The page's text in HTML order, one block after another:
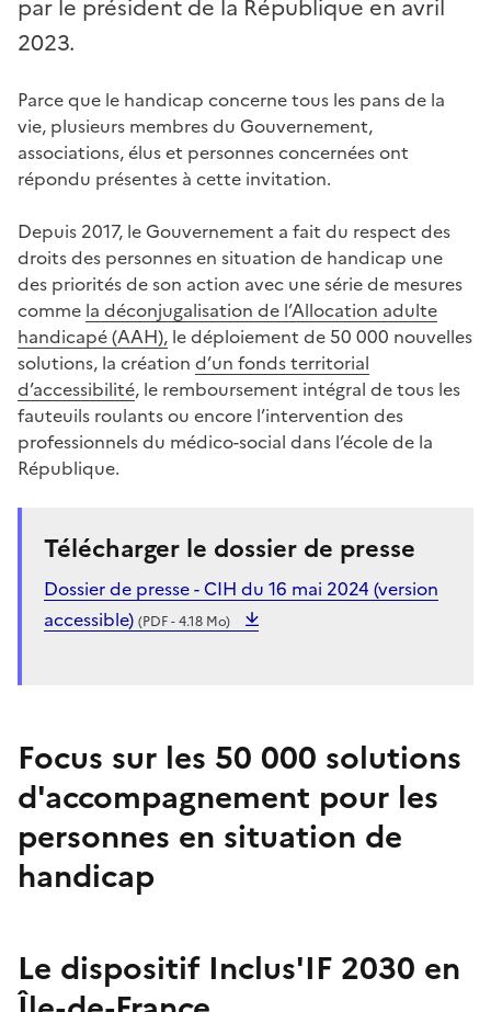
par le président de la République en avril
2023.
Parce que le handicap concerne tous les pans de la
vie, plusieurs membres du Gouvernement,
associations, élus et personnes concernées ont
répondu présentes à cette invitation.
Depuis 2017, le Gouvernement a fait du respect des
droits des personnes en situation de handicap une
des priorités de son action avec une série de mesures
comme la déconjugalisation de l’Allocation adulte
handicapé (AAH), le déploiement de 50 000 nouvelles
solutions, la création d’un fonds territorial
d’accessibilité, le remboursement intégral de tous les
fauteuils roulants ou encore l’intervention des
professionnels du médico-social dans l’école de la
République.
Télécharger le dossier de presse
Dossier de presse - CIH du 16 mai 2024 (version
accessible) (PDF - 4.18 Mo)
Focus sur les 50 000 solutions
d'accompagnement pour les
personnes en situation de
handicap
Le dispositif Inclus'IF 2030 en